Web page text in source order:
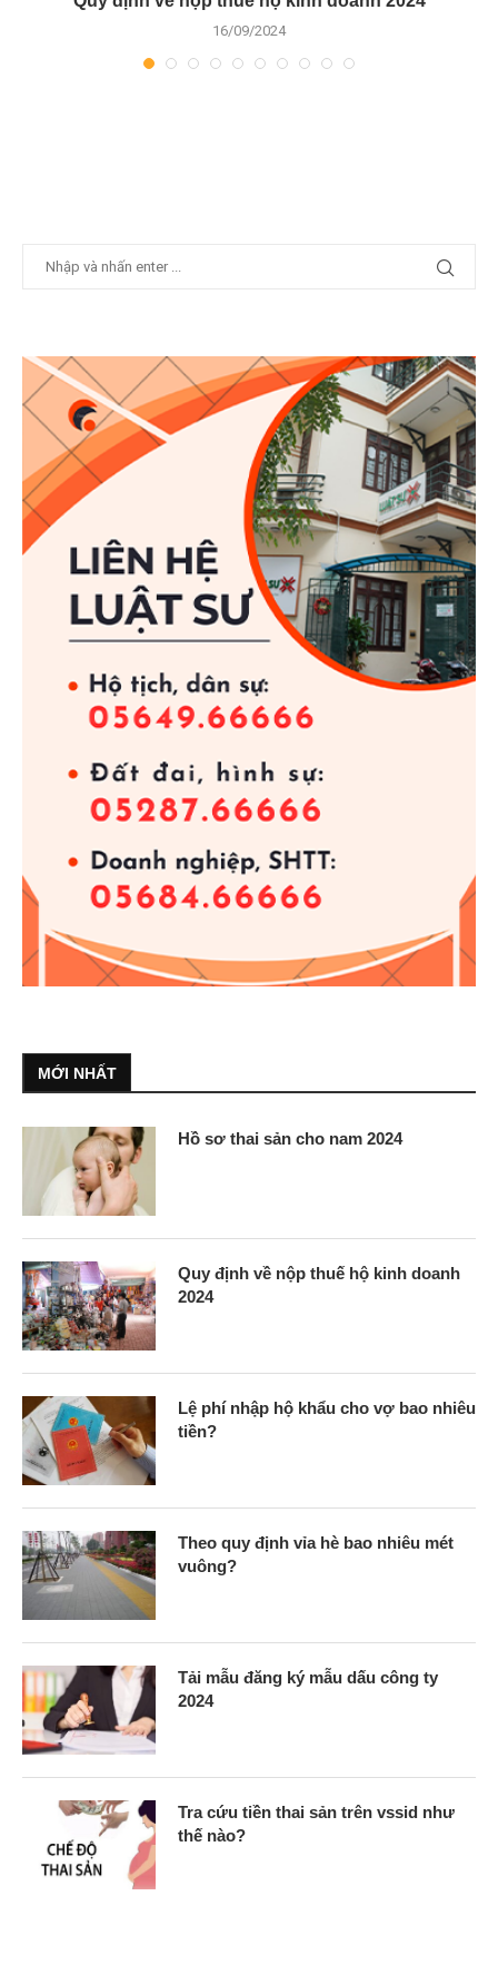
16/09/2024
MỚI NHẤT
Hồ sơ thai sản cho nam 2024
Quy định về nộp thuế hộ kinh doanh
2024
Lệ phí nhập hộ khẩu cho vợ bao nhiêu
tiền?
Theo quy định vỉa hè bao nhiêu mét
vuông?
Tải mẫu đăng ký mẫu dấu công ty
2024
Tra cứu tiền thai sản trên vssid như
thế nào?